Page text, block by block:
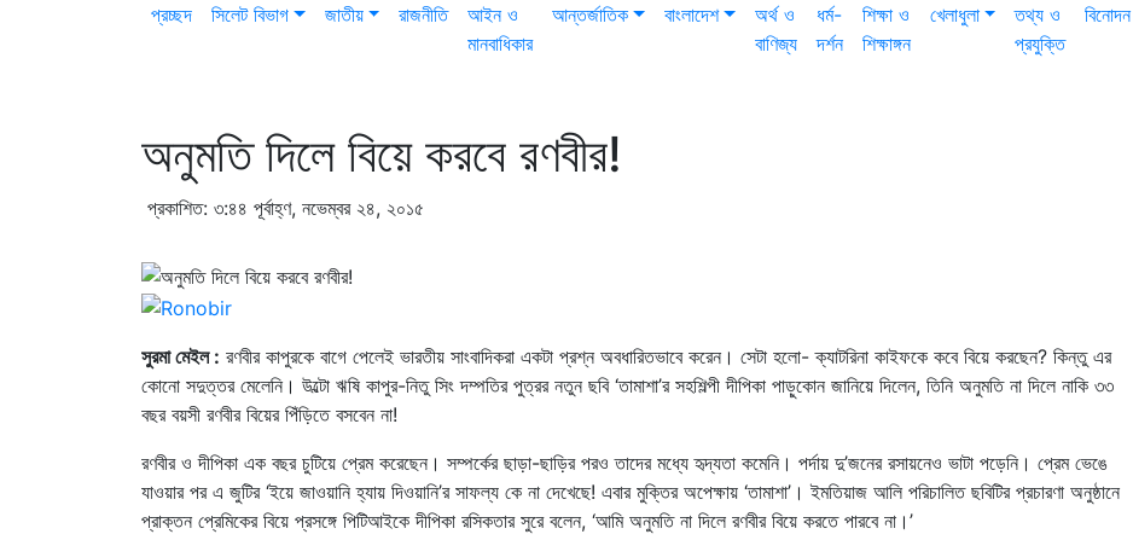
প্রচ্ছদ সিলেট বিভাগ জাতীয় রাজনীতি
আইন ও
মানবাধিকার
আন্তর্জাতিক বাংলাদেশ
অর্থ ও
বাণিজ্য
ধর্ম-
দর্শন
শিক্ষা ও
শিক্ষাঙ্গন
খেলাধুলা
তথ্য ও
প্রযুক্তি
বিনোদন
অনুমতি দিলে বিয়ে করবে রণবীর!
প্রকাশিত: ৩:৪৪ পূর্বাহ্ণ, নভেম্বর ২৪, ২০১৫
সুরমা মেইল : রণবীর কাপুরকে বাগে পেলেই ভারতীয় সাংবাদিকরা একটা প্রশ্ন অবধারিতভাবে করেন। সেটা হলো- ক্যাটরিনা কাইফকে কবে বিয়ে করছেন? কিন্তু এর
কোনো সদুত্তর মেলেনি। উল্টো ঋষি কাপুর-নিতু সিং দম্পতির পুত্রর নতুন ছবি ‘তামাশা’র সহশিল্পী দীপিকা পাড়ুকোন জানিয়ে দিলেন, তিনি অনুমতি না দিলে নাকি ৩৩
বছর বয়সী রণবীর বিয়ের পিঁড়িতে বসবেন না!
রণবীর ও দীপিকা এক বছর চুটিয়ে প্রেম করেছেন। সম্পর্কের ছাড়া-ছাড়ির পরও তাদের মধ্যে হৃদ্যতা কমেনি। পর্দায় দু’জনের রসায়নেও ভাটা পড়েনি। প্রেম ভেঙে
যাওয়ার পর এ জুটির ‘ইয়ে জাওয়ানি হ্যায় দিওয়ানি’র সাফল্য কে না দেখেছে! এবার মুক্তির অপেক্ষায় ‘তামাশা’। ইমতিয়াজ আলি পরিচালিত ছবিটির প্রচারণা অনুষ্ঠানে
প্রাক্তন প্রেমিকের বিয়ে প্রসঙ্গে পিটিআইকে দীপিকা রসিকতার সুরে বলেন, ‘আমি অনুমতি না দিলে রণবীর বিয়ে করতে পারবে না।’